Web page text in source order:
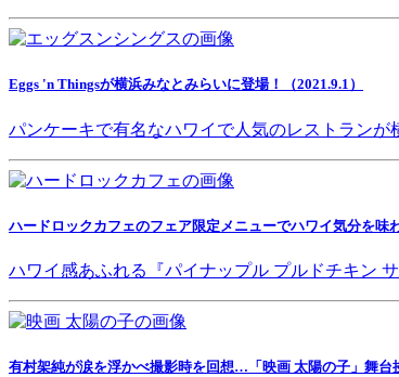
Eggs 'n Thingsが横浜みなとみらいに登場！（2021.9.1）
パンケーキで有名なハワイで人気のレストランが
ハードロックカフェのフェア限定メニューでハワイ気分を味
ハワイ感あふれる『パイナップル プルドチキン
有村架純が涙を浮かべ撮影時を回想…「映画 太陽の子」舞台